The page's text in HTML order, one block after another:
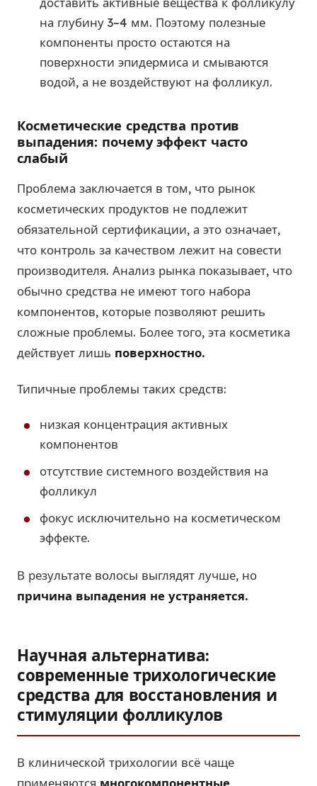
на глубину 3–4 мм. Поэтому полезные
компоненты просто остаются на
поверхности эпидермиса и смываются
водой, а не воздействуют на фолликул.
Косметические средства против
выпадения: почему эффект часто
слабый
Проблема заключается в том, что рынок
косметических продуктов не подлежит
обязательной сертификации, а это означает,
что контроль за качеством лежит на совести
производителя. Анализ рынка показывает, что
обычно средства не имеют того набора
компонентов, которые позволяют решить
сложные проблемы. Более того, эта косметика
действует лишь поверхностно.
Типичные проблемы таких средств:
низкая концентрация активных
компонентов
отсутствие системного воздействия на
фолликул
фокус исключительно на косметическом
эффекте.
В результате волосы выглядят лучше, но
причина выпадения не устраняется.
Научная альтернатива:
современные трихологические
средства для восстановления и
стимуляции фолликулов
В клинической трихологии всё чаще
применяются многокомпонентные